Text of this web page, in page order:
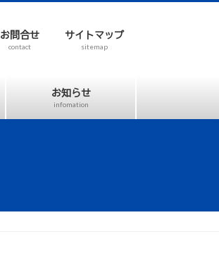
お問合せ
contact
サイトマップ
sitemap
お知らせ
infomation